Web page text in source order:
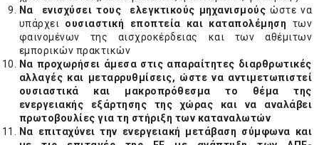
Να ενισχύσει τους ελεγκτικούς μηχανισμούς ώστε να
υπάρχει ουσιαστική εποπτεία και καταπολέμηση των
φαινομένων της αισχροκέρδειας και των αθέμιτων
εμπορικών πρακτικών
Να προχωρήσει άμεσα στις απαραίτητες διαρθρωτικές
αλλαγές και μεταρρυθμίσεις, ώστε να αντιμετωπιστεί
ουσιαστικά και μακροπρόθεσμα το θέμα της
ενεργειακής εξάρτησης της χώρας και να αναλάβει
πρωτοβουλίες για τη στήριξη των καταναλωτών
Να επιταχύνει την ενεργειακή μετάβαση σύμφωνα και